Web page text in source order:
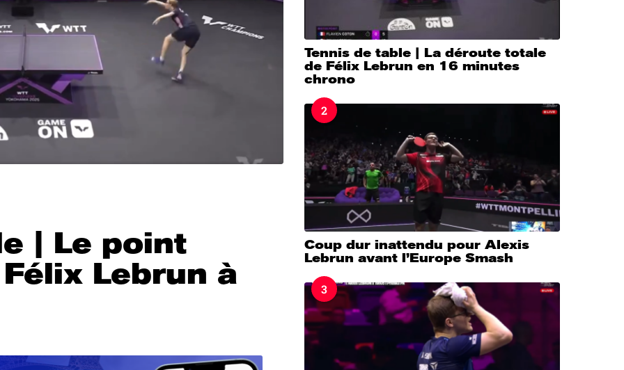
| Le point
Lebrun à
Tennis de table | La déroute totale
de Félix Lebrun en 16 minutes
chrono
2
Coup dur inattendu pour Alexis
Lebrun avant l’Europe Smash
3